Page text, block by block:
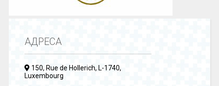
АДРЕСА
150, Rue de Hollerich, L-1740,
Luxembourg